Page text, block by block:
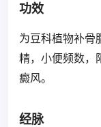
功效
为豆科植物补骨
精，小便频数，
癜风。
经脉